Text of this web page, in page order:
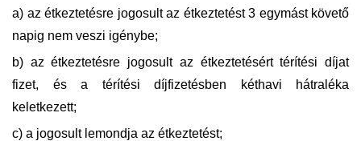
a) az étkeztetésre jogosult az étkeztetést 3 egymást követő
napig nem veszi igénybe;
b) az étkeztetésre jogosult az étkeztetésért térítési díjat
fizet, és a térítési díjfizetésben kéthavi hátraléka
keletkezett;
c) a jogosult lemondja az étkeztetést;